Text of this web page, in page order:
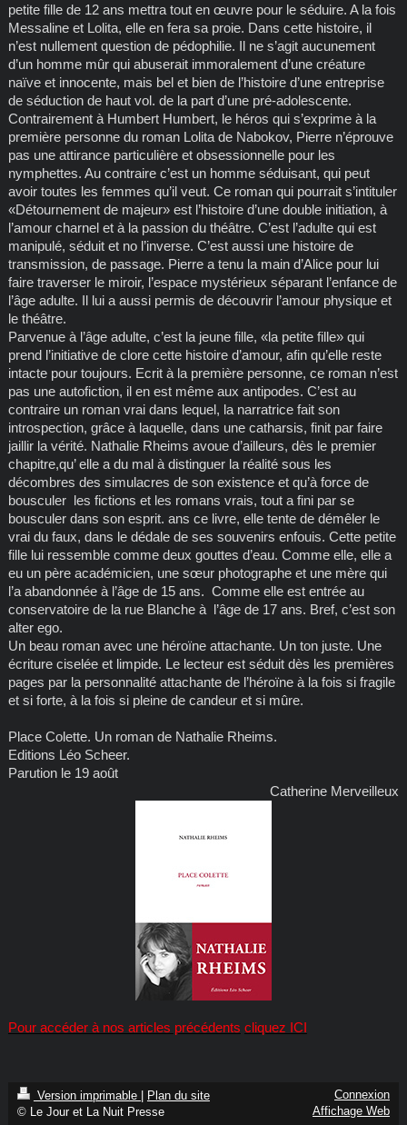
petite fille de 12 ans mettra tout en œuvre pour le séduire. A la fois
Messaline et Lolita, elle en fera sa proie. Dans cette histoire, il
n’est nullement question de pédophilie. Il ne s’agit aucunement
d’un homme mûr qui abuserait immoralement d’une créature
naïve et innocente, mais bel et bien de l’histoire d’une entreprise
de séduction de haut vol. de la part d’une pré-adolescente.
Contrairement à Humbert Humbert, le héros qui s’exprime à la
première personne du roman Lolita de Nabokov, Pierre n’éprouve
pas une attirance particulière et obsessionnelle pour les
nymphettes. Au contraire c’est un homme séduisant, qui peut
avoir toutes les femmes qu’il veut. Ce roman qui pourrait s’intituler
«Détournement de majeur» est l’histoire d’une double initiation, à
l’amour charnel et à la passion du théâtre. C’est l’adulte qui est
manipulé, séduit et no l’inverse. C’est aussi une histoire de
transmission, de passage. Pierre a tenu la main d’Alice pour lui
faire traverser le miroir, l’espace mystérieux séparant l’enfance de
l’âge adulte. Il lui a aussi permis de découvrir l’amour physique et
le théâtre.
Parvenue à l’âge adulte, c’est la jeune fille, «la petite fille» qui
prend l’initiative de clore cette histoire d’amour, afin qu’elle reste
intacte pour toujours. Ecrit à la première personne, ce roman n’est
pas une autofiction, il en est même aux antipodes. C’est au
contraire un roman vrai dans lequel, la narratrice fait son
introspection, grâce à laquelle, dans une catharsis, finit par faire
jaillir la vérité. Nathalie Rheims avoue d’ailleurs, dès le premier
chapitre,qu’ elle a du mal à distinguer la réalité sous les
décombres des simulacres de son existence et qu’à force de
bousculer les fictions et les romans vrais, tout a fini par se
bousculer dans son esprit. ans ce livre, elle tente de démêler le
vrai du faux, dans le dédale de ses souvenirs enfouis. Cette petite
fille lui ressemble comme deux gouttes d’eau. Comme elle, elle a
eu un père académicien, une sœur photographe et une mère qui
l’a abandonnée à l’âge de 15 ans. Comme elle est entrée au
conservatoire de la rue Blanche à l’âge de 17 ans. Bref, c’est son
alter ego.
Un beau roman avec une héroïne attachante. Un ton juste. Une
écriture ciselée et limpide. Le lecteur est séduit dès les premières
pages par la personnalité attachante de l’héroïne à la fois si fragile
et si forte, à la fois si pleine de candeur et si mûre.
Place Colette. Un roman de Nathalie Rheims.
Editions Léo Scheer.
Parution le 19 août
Catherine Merveilleux
Pour accéder à nos articles précédents cliquez ICI
Version imprimable
Plan du site
© Le Jour et La Nuit Presse
Connexion
Affichage Web